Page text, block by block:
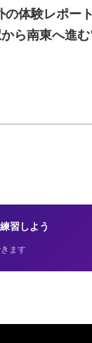
体験レポー
ら南東へ進
習しよう
ます